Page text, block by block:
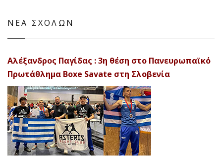
ΝΕΑ ΣΧΟΛΩΝ
Αλέξανδρος Παγίδας : 3η θέση στο Πανευρωπαϊκό
Πρωτάθλημα Boxe Savate στη Σλοβενία